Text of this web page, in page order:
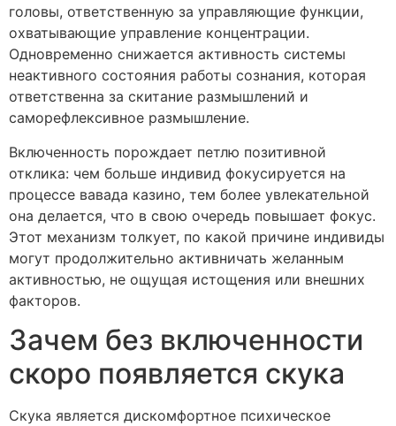
головы, ответственную за управляющие функции,
охватывающие управление концентрации.
Одновременно снижается активность системы
неактивного состояния работы сознания, которая
ответственна за скитание размышлений и
саморефлексивное размышление.
Включенность порождает петлю позитивной
отклика: чем больше индивид фокусируется на
процессе вавада казино, тем более увлекательной
она делается, что в свою очередь повышает фокус.
Этот механизм толкует, по какой причине индивиды
могут продолжительно активничать желанным
активностью, не ощущая истощения или внешних
факторов.
Зачем без включенности
скоро появляется скука
Скука является дискомфортное психическое